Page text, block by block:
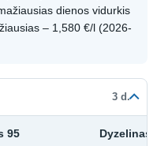
dienos vidurkis
– 1,580 €/l (2026-
3 d.
95 Dyzelinas